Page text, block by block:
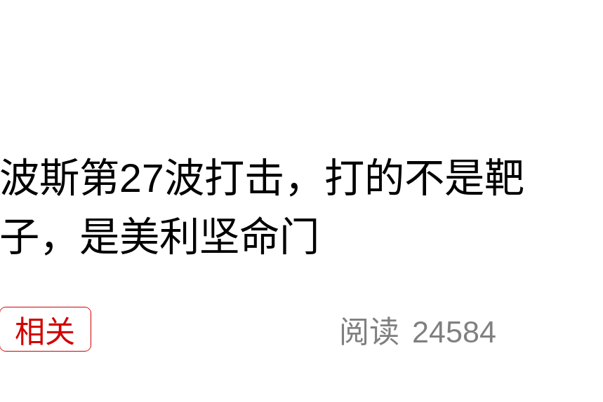
波斯第27波打击，打的不是靶
子，是美利坚命门
相关 阅读 24584